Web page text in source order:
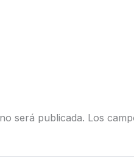
será publicada. Los